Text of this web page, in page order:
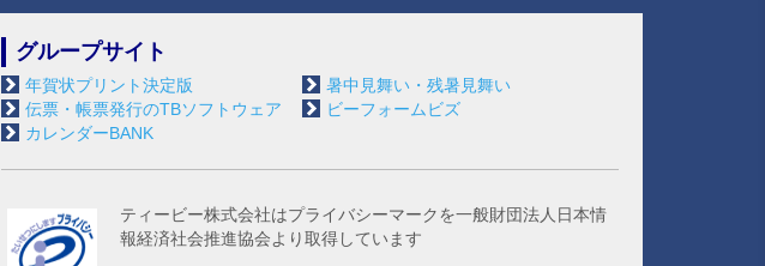
グループサイト
年賀状プリント決定版
暑中見舞い・残暑見舞い
伝票・帳票発行のTBソフトウェア
ビーフォームビズ
カレンダーBANK
ティービー株式会社はプライバシーマークを一般財団法人日本情
報経済社会推進協会より取得しています